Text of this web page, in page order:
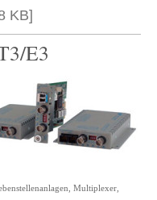
KB]
E3
Multiplexer,